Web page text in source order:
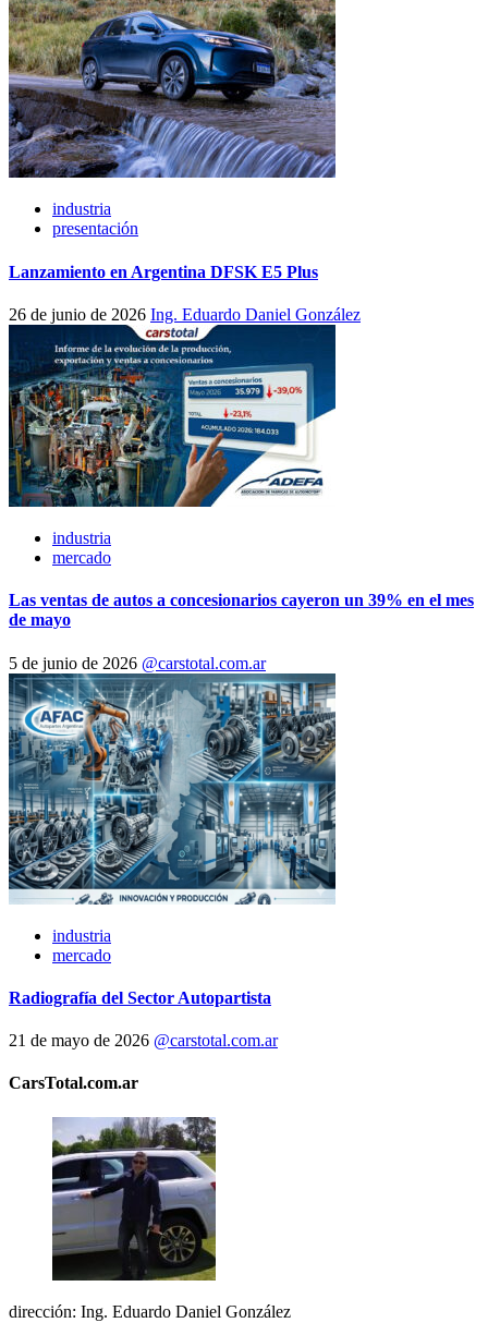
industria
presentación
Lanzamiento en Argentina DFSK E5 Plus
26 de junio de 2026 Ing. Eduardo Daniel González
industria
mercado
Las ventas de autos a concesionarios cayeron un 39% en el mes
de mayo
5 de junio de 2026 @carstotal.com.ar
industria
mercado
Radiografía del Sector Autopartista
21 de mayo de 2026 @carstotal.com.ar
CarsTotal.com.ar
dirección: Ing. Eduardo Daniel González